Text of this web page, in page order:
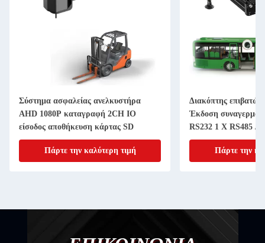
Σύστημα ασφαλείας ανελκυστήρα
AHD 1080P καταγραφή 2CH IO
είσοδος αποθήκευση κάρτας SD
Πάρτε την καλύτερη τιμή
Διακόπτης
Έκδοση
RS232 1 X RS485
AI DVR
Πάρτε την